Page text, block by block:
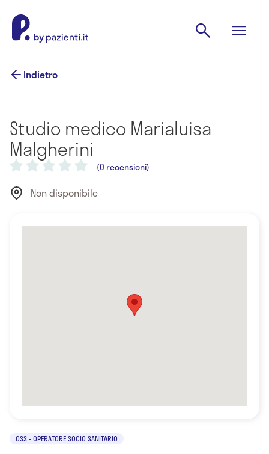
Indietro
Studio medico Marialuisa
Malgherini
(0 recensioni)
Non disponibile
OSS - OPERATORE SOCIO SANITARIO